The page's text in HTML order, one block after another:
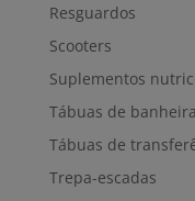
Resguardos
Scooters
Suplementos
Tábuas de banheira
Tábuas de
Trepa-escadas